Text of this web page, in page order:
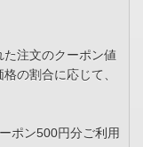
た注文のクーポン値
の割合に応じて、
ポン500円分ご利用